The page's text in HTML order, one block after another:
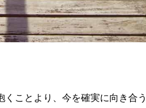
ことより、今を確実に向き合